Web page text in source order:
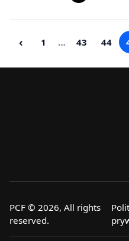
‹ 1 … 43 44
PCF © 2026, All rights
reserved.